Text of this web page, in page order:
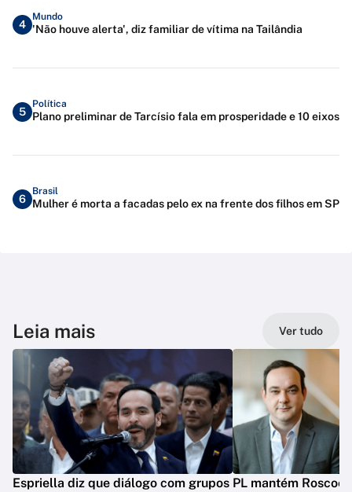
4
Mundo
'Não houve alerta', diz familiar de vítima na Tailândia
5
Política
Plano preliminar de Tarcísio fala em prosperidade e 10 eixos
6
Brasil
Mulher é morta a facadas pelo ex na frente dos filhos em SP
Leia mais Ver tudo
Espriella diz que diálogo com grupos PL mantém Roscoe